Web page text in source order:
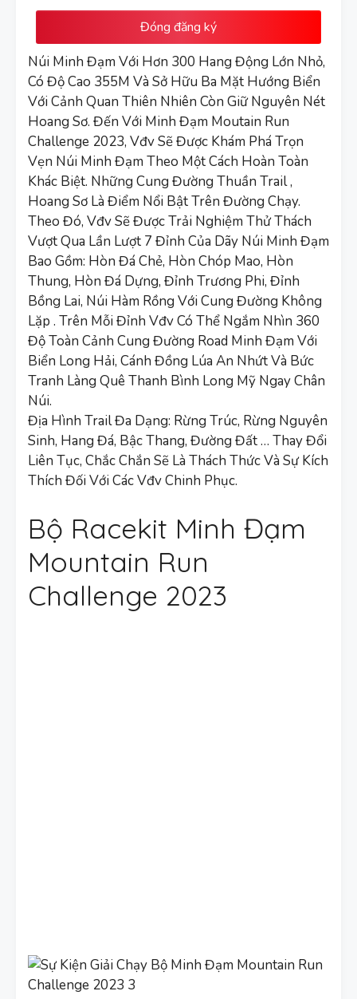
Đóng đăng ký
Núi Minh Đạm Với Hơn 300 Hang Động Lớn Nhỏ,
Có Độ Cao 355M Và Sở Hữu Ba Mặt Hướng Biển
Với Cảnh Quan Thiên Nhiên Còn Giữ Nguyên Nét
Hoang Sơ. Đến Với Minh Đạm Moutain Run
Challenge 2023, Vđv Sẽ Được Khám Phá Trọn
Vẹn Núi Minh Đạm Theo Một Cách Hoàn Toàn
Khác Biệt. Những Cung Đường Thuần Trail ,
Hoang Sơ Là Điểm Nổi Bật Trên Đường Chạy.
Theo Đó, Vđv Sẽ Được Trải Nghiệm Thử Thách
Vượt Qua Lần Lượt 7 Đỉnh Của Dãy Núi Minh Đạm
Bao Gồm: Hòn Đá Chẻ, Hòn Chóp Mao, Hòn
Thung, Hòn Đá Dựng, Đỉnh Trương Phi, Đỉnh
Bồng Lai, Núi Hàm Rồng Với Cung Đường Không
Lặp . Trên Mỗi Đỉnh Vđv Có Thể Ngắm Nhìn 360
Độ Toàn Cảnh Cung Đường Road Minh Đạm Với
Biển Long Hải, Cánh Đồng Lúa An Nhứt Và Bức
Tranh Làng Quê Thanh Bình Long Mỹ Ngay Chân
Núi.
Địa Hình Trail Đa Dạng: Rừng Trúc, Rừng Nguyên
Sinh, Hang Đá, Bậc Thang, Đường Đất … Thay Đổi
Liên Tục, Chắc Chắn Sẽ Là Thách Thức Và Sự Kích
Thích Đối Với Các Vđv Chinh Phục.
Bộ Racekit Minh Đạm
Mountain Run
Challenge 2023